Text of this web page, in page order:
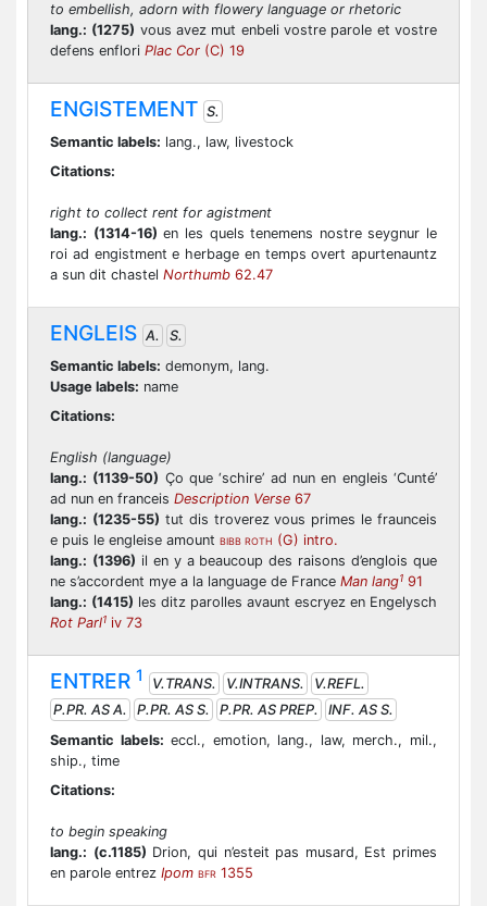
to embellish, adorn with flowery language or rhetoric
lang.: (1275) vous avez mut enbeli vostre parole et vostre
defens enflori Plac Cor (C) 19
ENGISTEMENT S.
Semantic labels: lang., law, livestock
Citations:
right to collect rent for agistment
lang.: (1314-16) en les quels tenemens nostre seygnur le
roi ad engistment e herbage en temps overt apurtenauntz
a sun dit chastel Northumb 62.47
ENGLEIS A.
S.
Semantic labels: demonym, lang.
Usage labels: name
Citations:
English (language)
lang.: (1139-50) Ço que ‘schire’ ad nun en engleis ‘Cunté’
ad nun en franceis Description Verse 67
lang.: (1235-55) tut dis troverez vous primes le fraunceis
e puis le engleise amount BIBB ROTH (G) intro.
lang.: (1396) il en y a beaucoup des raisons d’englois que
ne s’accordent mye a la language de France Man lang1 91
lang.: (1415) les ditz parolles avaunt escryez en Engelysch
Rot Parl1 iv 73
ENTRER 1 V.TRANS. V.INTRANS.
V.REFL.
P.PR. AS A.
P.PR. AS S. P.PR. AS PREP.
INF. AS S.
Semantic labels: eccl., emotion, lang., law, merch., mil.,
ship., time
Citations:
to begin speaking
lang.: (c.1185) Drion, qui n’esteit pas musard, Est primes
en parole entrez Ipom BFR 1355